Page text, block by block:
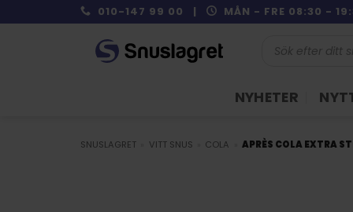
to
010-147 99 00 | MÅN - FRE 08:30 -
NYHETER
SNUSLAGRET VITT SNUS COLA APRÈS COLA EXTRA